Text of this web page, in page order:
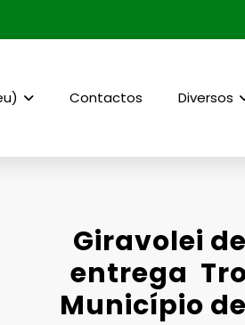
Contactos Diversos
Giravolei
entrega
Município